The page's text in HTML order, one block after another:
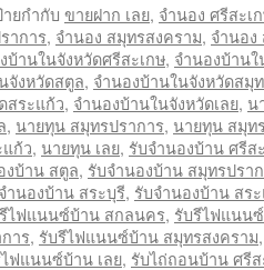
ยกำกับ ขายฝาก เลย, จำนอง ศรีสะเ
าการ, จำนอง สมุทรสงคราม, จำนอง
บ้านในจังหวัดศรีสะเกษ, จำนองบ้าน
จังหวัดสตูล, จำนองบ้านในจังหวัดสมุ
สระแก้ว, จำนองบ้านในจังหวัดเลย, น
, นายทุน สมุทรปราการ, นายทุน สมุท
ก้ว, นายทุน เลย, รับจำนองบ้าน ศรีส
งบ้าน สตูล, รับจำนองบ้าน สมุทรปรา
ำนองบ้าน สระบุรี, รับจำนองบ้าน สร
ไฟแนนซ์บ้าน สกลนคร, รับรีไฟแนน
าร, รับรีไฟแนนซ์บ้าน สมุทรสงคราม
ฟแนนซ์บ้าน เลย, รับไถ่ถอนบ้าน ศรีส